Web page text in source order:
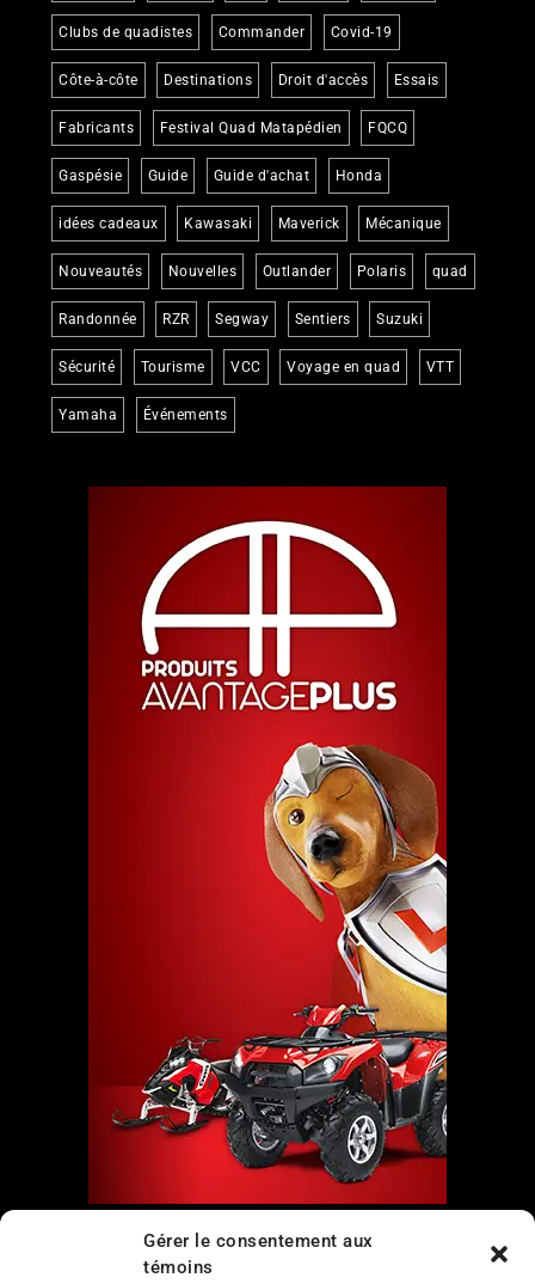
Gérer le consentement aux
témoins
Clubs de quadistes Commander Covid-19
Côte-à-côte Destinations Droit d'accès Essais
Fabricants Festival Quad Matapédien FQCQ
Gaspésie Guide Guide d'achat Honda
idées cadeaux Kawasaki Maverick Mécanique
Nouveautés Nouvelles Outlander Polaris quad
Randonnée RZR Segway Sentiers Suzuki
Sécurité Tourisme VCC Voyage en quad VTT
Yamaha Événements